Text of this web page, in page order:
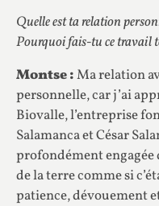
Quelle est ta relation
Pourquoi fais-tu ce travail
Montse :Ma relation
personnelle, car j’ai
Biovalle, l’entreprise
Salamanca et César
profondément engagée
de la terre comme si
patience, dévouement